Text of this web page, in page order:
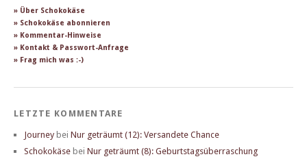
» Über Schokokäse
» Schokokäse abonnieren
» Kommentar-Hinweise
» Kontakt & Passwort-Anfrage
» Frag mich was :-)
LETZTE KOMMENTARE
Journey bei Nur geträumt (12): Versandete Chance
Schokokäse bei Nur geträumt (8): Geburtstagsüberraschung